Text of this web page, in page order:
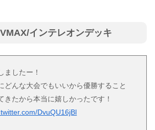
インテレオンデッキ
ましたー！
どんな大会でもいいから優勝すること
きたから本当に嬉しかったです！
DvuQU16jBl